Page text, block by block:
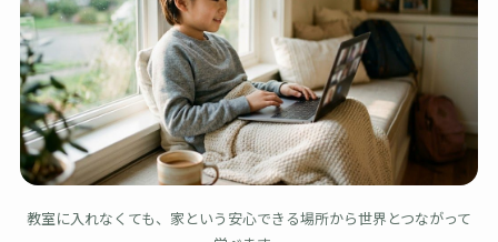
教室に入れなくても、家という安心できる場所から世界とつながって